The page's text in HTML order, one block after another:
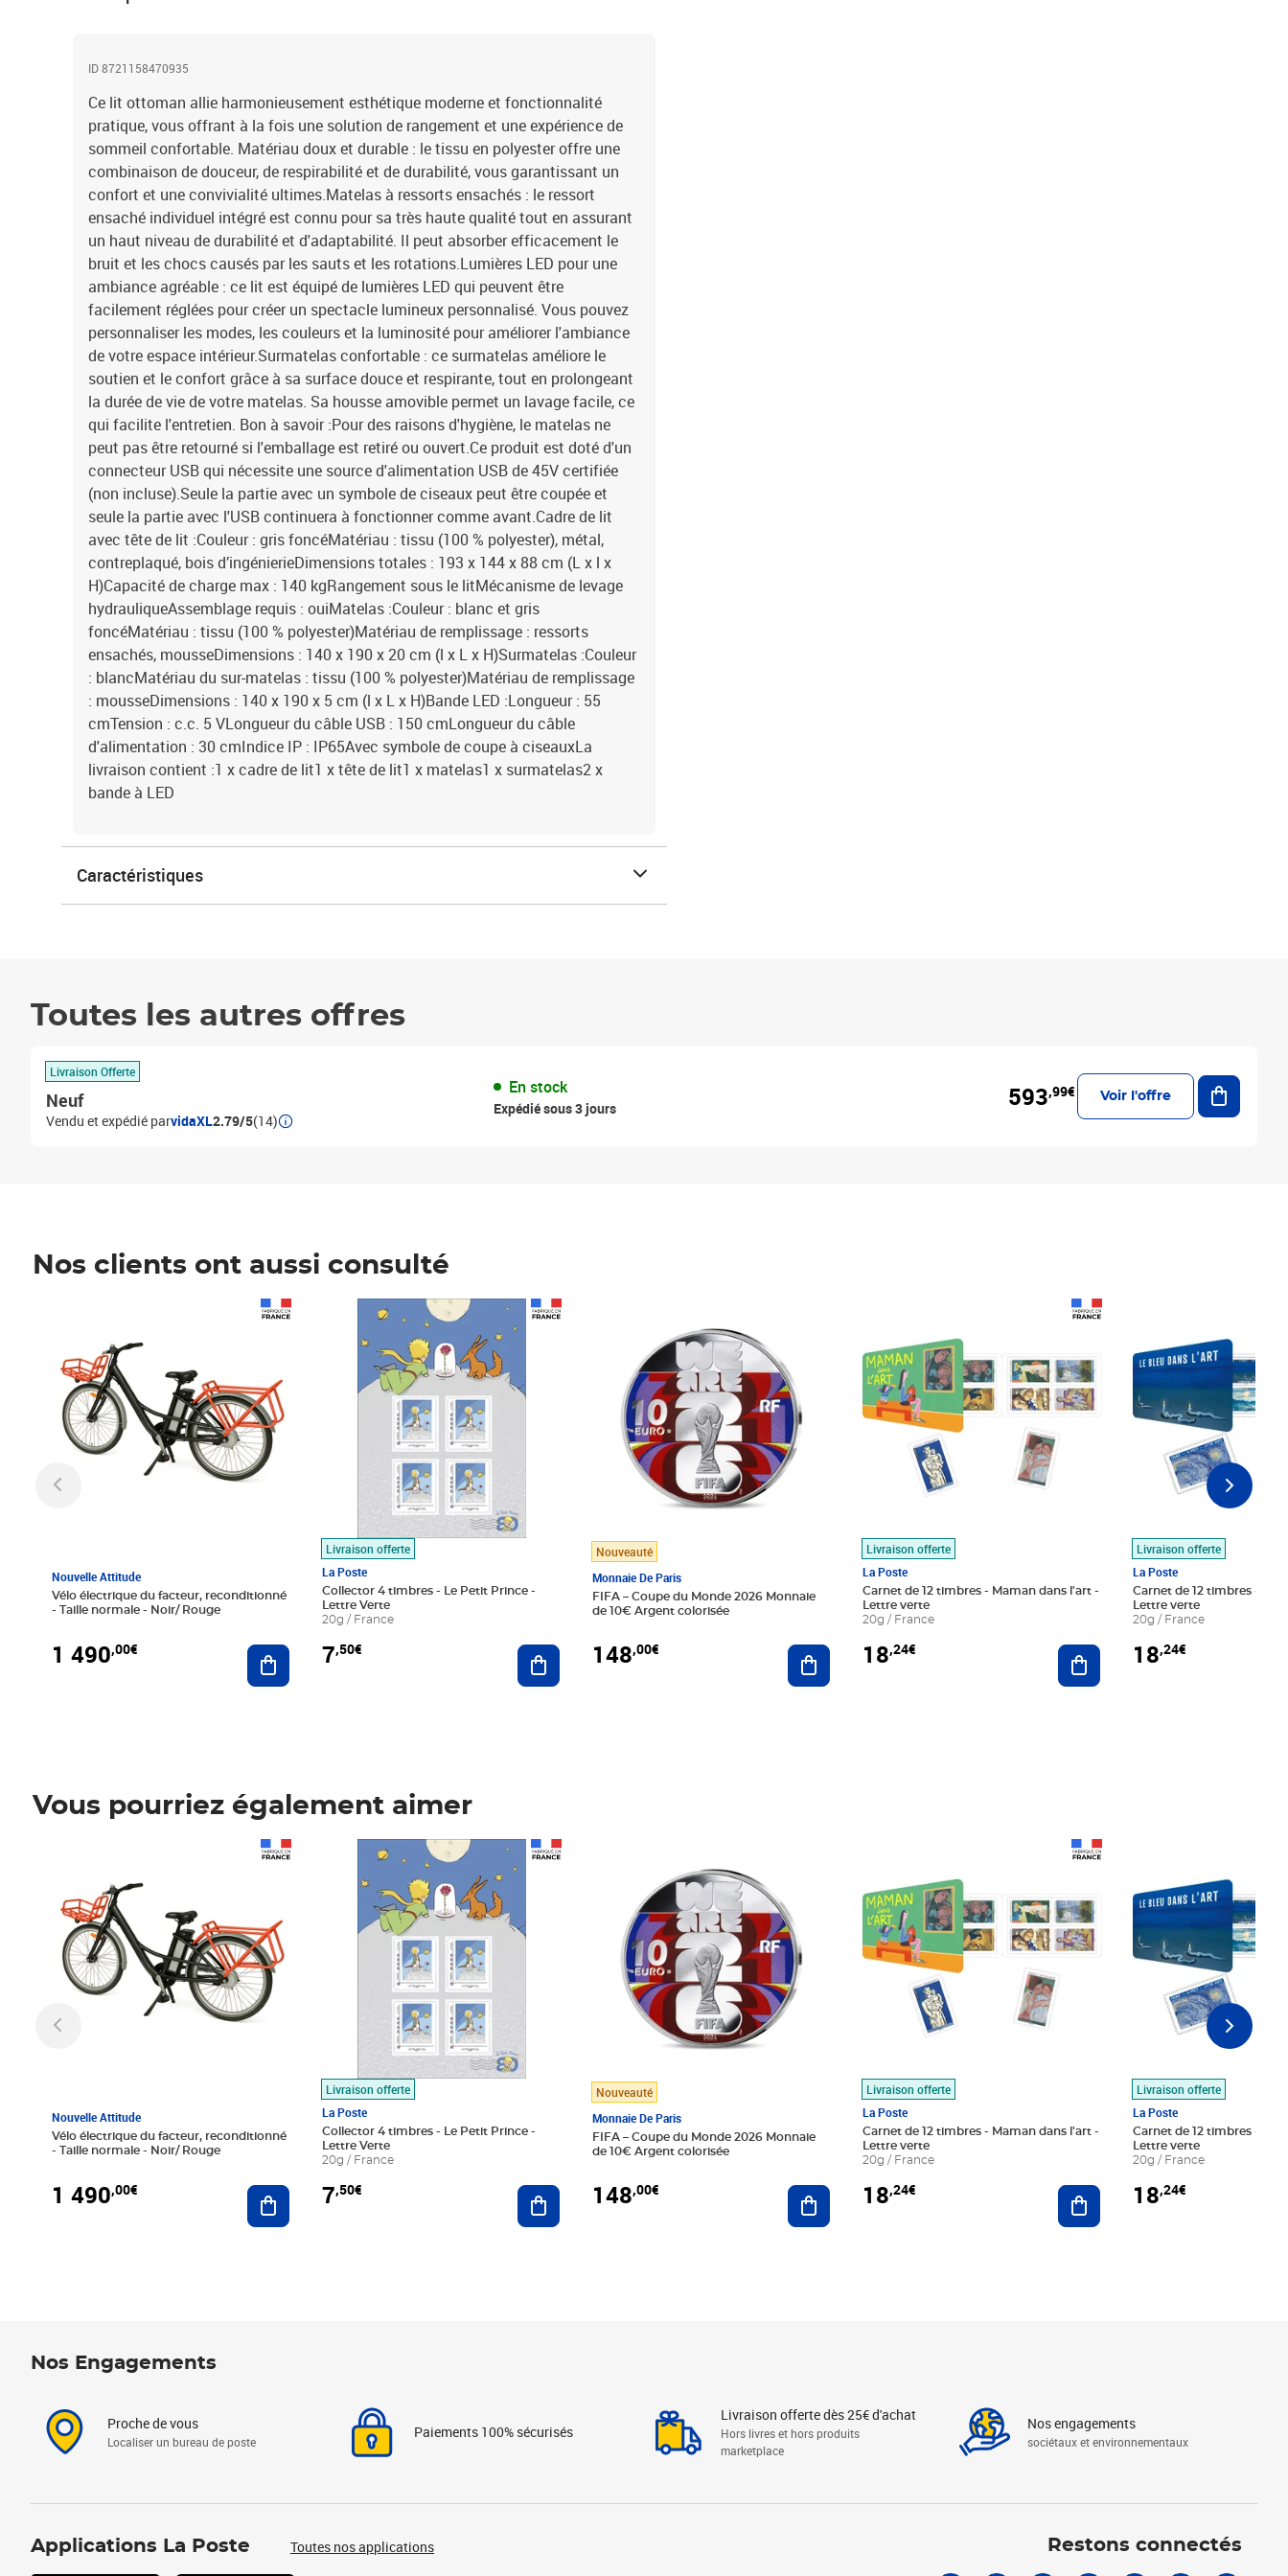
ID 8721158470935
Ce lit ottoman allie harmonieusement esthétique moderne et fonctionnalité
pratique, vous offrant à la fois une solution de rangement et une expérience de
sommeil confortable. Matériau doux et durable : le tissu en polyester offre une
combinaison de douceur, de respirabilité et de durabilité, vous garantissant un
confort et une convivialité ultimes.Matelas à ressorts ensachés : le ressort
ensaché individuel intégré est connu pour sa très haute qualité tout en assurant
un haut niveau de durabilité et d'adaptabilité. Il peut absorber efficacement le
bruit et les chocs causés par les sauts et les rotations.Lumières LED pour une
ambiance agréable : ce lit est équipé de lumières LED qui peuvent être
facilement réglées pour créer un spectacle lumineux personnalisé. Vous pouvez
personnaliser les modes, les couleurs et la luminosité pour améliorer l'ambiance
de votre espace intérieur.Surmatelas confortable : ce surmatelas améliore le
soutien et le confort grâce à sa surface douce et respirante, tout en prolongeant
la durée de vie de votre matelas. Sa housse amovible permet un lavage facile, ce
qui facilite l'entretien. Bon à savoir :Pour des raisons d'hygiène, le matelas ne
peut pas être retourné si l'emballage est retiré ou ouvert.Ce produit est doté d'un
connecteur USB qui nécessite une source d'alimentation USB de 45V certifiée
(non incluse).Seule la partie avec un symbole de ciseaux peut être coupée et
seule la partie avec l'USB continuera à fonctionner comme avant.Cadre de lit
avec tête de lit :Couleur : gris foncéMatériau : tissu (100 % polyester), métal,
contreplaqué, bois d’ingénierieDimensions totales : 193 x 144 x 88 cm (L x l x
H)Capacité de charge max : 140 kgRangement sous le litMécanisme de levage
hydrauliqueAssemblage requis : ouiMatelas :Couleur : blanc et gris
foncéMatériau : tissu (100 % polyester)Matériau de remplissage : ressorts
ensachés, mousseDimensions : 140 x 190 x 20 cm (l x L x H)Surmatelas :Couleur
: blancMatériau du sur-matelas : tissu (100 % polyester)Matériau de remplissage
: mousseDimensions : 140 x 190 x 5 cm (l x L x H)Bande LED :Longueur : 55
cmTension : c.c. 5 VLongueur du câble USB : 150 cmLongueur du câble
d'alimentation : 30 cmIndice IP : IP65Avec symbole de coupe à ciseauxLa
livraison contient :1 x cadre de lit1 x tête de lit1 x matelas1 x surmatelas2 x
bande à LED
Caractéristiques
Toutes les autres offres
Livraison Offerte
Neuf
Vendu et expédié parvidaXL2.79/5(14)
En stock
Expédié sous 3 jours 593,99€ Voir l'offre
Ajouter
Nos clients ont aussi consulté
Nouvelle Attitude
Vélo électrique du facteur, reconditionné
- Taille normale - Noir/ Rouge
1 490,00€ Ajouter au panier
Livraison offerte
La Poste
Collector 4 timbres - Le Petit Prince -
Lettre Verte
20g / France
7,50€
Prix 7,50€
Ajouter au panier
Nouveauté
Monnaie De Paris
FIFA – Coupe du Monde 2026 Monnaie
de 10€ Argent colorisée
148,00€ Ajouter au panier
Livraison offerte
La Poste
Carnet de 12 timbres - Maman dans l'art -
Lettre verte
20g / France
18,24€ Ajouter au panier
Livraison offerte
La Poste
Carnet de 12 timbres - Le
Lettre verte
20g / France
18,24€
Vous pourriez également aimer
Nouvelle Attitude
Vélo électrique du facteur, reconditionné
- Taille normale - Noir/ Rouge
1 490,00€ Ajouter au panier
Livraison offerte
La Poste
Collector 4 timbres - Le Petit Prince -
Lettre Verte
20g / France
7,50€
Prix 7,50€
Ajouter au panier
Nouveauté
Monnaie De Paris
FIFA – Coupe du Monde 2026 Monnaie
de 10€ Argent colorisée
148,00€ Ajouter au panier
Livraison offerte
La Poste
Carnet de 12 timbres - Maman dans l'art -
Lettre verte
20g / France
18,24€ Ajouter au panier
Livraison offerte
La Poste
Carnet de 12 timbres - Le
Lettre verte
20g / France
18,24€
Nos Engagements
Proche de vous
Localiser un bureau de poste
Paiements 100% sécurisés
Livraison offerte dès 25€ d'achat
Hors livres et hors produits
marketplace
Nos engagements
sociétaux et environnementaux
Applications La Poste Toutes nos applications Restons connectés